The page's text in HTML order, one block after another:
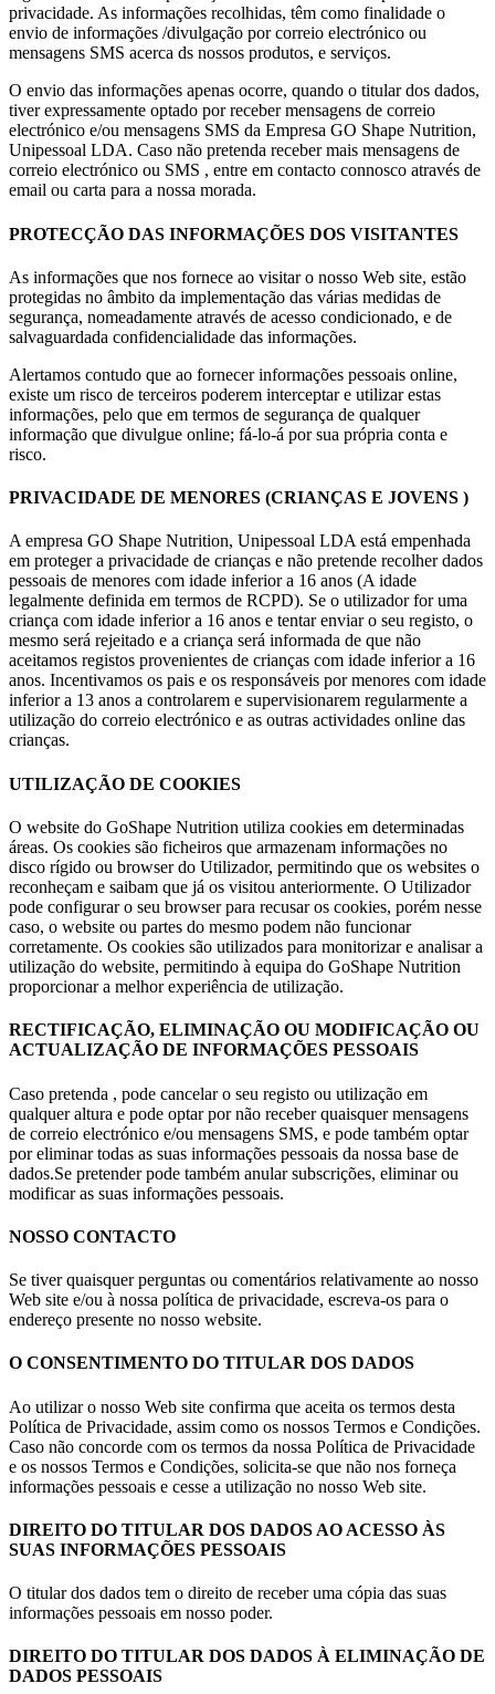
privacidade. As informações recolhidas, têm como finalidade o
envio de informações /divulgação por correio electrónico ou
mensagens SMS acerca ds nossos produtos, e serviços.
O envio das informações apenas ocorre, quando o titular dos dados,
tiver expressamente optado por receber mensagens de correio
electrónico e/ou mensagens SMS da Empresa GO Shape Nutrition,
Unipessoal LDA. Caso não pretenda receber mais mensagens de
correio electrónico ou SMS , entre em contacto connosco através de
email ou carta para a nossa morada.
PROTECÇÃO DAS INFORMAÇÕES DOS VISITANTES
As informações que nos fornece ao visitar o nosso Web site, estão
protegidas no âmbito da implementação das várias medidas de
segurança, nomeadamente através de acesso condicionado, e de
salvaguardada confidencialidade das informações.
Alertamos contudo que ao fornecer informações pessoais online,
existe um risco de terceiros poderem interceptar e utilizar estas
informações, pelo que em termos de segurança de qualquer
informação que divulgue online; fá-lo-á por sua própria conta e
risco.
PRIVACIDADE DE MENORES (CRIANÇAS E JOVENS )
A empresa GO Shape Nutrition, Unipessoal LDA está empenhada
em proteger a privacidade de crianças e não pretende recolher dados
pessoais de menores com idade inferior a 16 anos (A idade
legalmente definida em termos de RCPD). Se o utilizador for uma
criança com idade inferior a 16 anos e tentar enviar o seu registo, o
mesmo será rejeitado e a criança será informada de que não
aceitamos registos provenientes de crianças com idade inferior a 16
anos. Incentivamos os pais e os responsáveis por menores com idade
inferior a 13 anos a controlarem e supervisionarem regularmente a
utilização do correio electrónico e as outras actividades online das
crianças.
UTILIZAÇÃO DE COOKIES
O website do GoShape Nutrition utiliza cookies em determinadas
áreas. Os cookies são ficheiros que armazenam informações no
disco rígido ou browser do Utilizador, permitindo que os websites o
reconheçam e saibam que já os visitou anteriormente. O Utilizador
pode configurar o seu browser para recusar os cookies, porém nesse
caso, o website ou partes do mesmo podem não funcionar
corretamente. Os cookies são utilizados para monitorizar e analisar a
utilização do website, permitindo à equipa do GoShape Nutrition
proporcionar a melhor experiência de utilização.
RECTIFICAÇÃO, ELIMINAÇÃO OU MODIFICAÇÃO OU
ACTUALIZAÇÃO DE INFORMAÇÕES PESSOAIS
Caso pretenda , pode cancelar o seu registo ou utilização em
qualquer altura e pode optar por não receber quaisquer mensagens
de correio electrónico e/ou mensagens SMS, e pode também optar
por eliminar todas as suas informações pessoais da nossa base de
dados.Se pretender pode também anular subscrições, eliminar ou
modificar as suas informações pessoais.
NOSSO CONTACTO
Se tiver quaisquer perguntas ou comentários relativamente ao nosso
Web site e/ou à nossa política de privacidade, escreva-os para o
endereço presente no nosso website.
O CONSENTIMENTO DO TITULAR DOS DADOS
Ao utilizar o nosso Web site confirma que aceita os termos desta
Política de Privacidade, assim como os nossos Termos e Condições.
Caso não concorde com os termos da nossa Política de Privacidade
e os nossos Termos e Condições, solicita-se que não nos forneça
informações pessoais e cesse a utilização no nosso Web site.
DIREITO DO TITULAR DOS DADOS AO ACESSO ÀS
SUAS INFORMAÇÕES PESSOAIS
O titular dos dados tem o direito de receber uma cópia das suas
informações pessoais em nosso poder.
DIREITO DO TITULAR DOS DADOS À ELIMINAÇÃO DE
DADOS PESSOAIS